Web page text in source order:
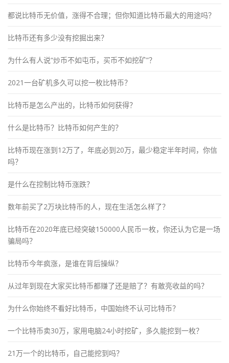
都说比特币无价值，涨得不合理；但你知道比特币最大的用途吗？
比特币还有多少没有挖掘出来？
为什么有人说“炒币不如屯币，买币不如挖矿”？
2021一台矿机多久可以挖一枚比特币？
比特币是怎么产出的，比特币如何获得？
什么是比特币？比特币如何产生的？
比特币现在涨到12万了，年底必到20万，最少稳定半年时间，你信
吗？
是什么在控制比特币涨跌？
数年前买了2万块比特币的人，现在生活怎么样了？
比特币在2020年底已经突破150000人民币一枚，你还认为它是一场
骗局吗？
比特币今年疯涨，是谁在背后操纵？
从过年到现在大家买比特币都赚了还是赔了？有敢亮收益的吗？
为什么你始终不看好比特币，中国始终不认可比特币？
一个比特币卖30万，家用电脑24小时挖矿，多久能挖到一枚？
21万一个的比特币，自己能挖到吗？